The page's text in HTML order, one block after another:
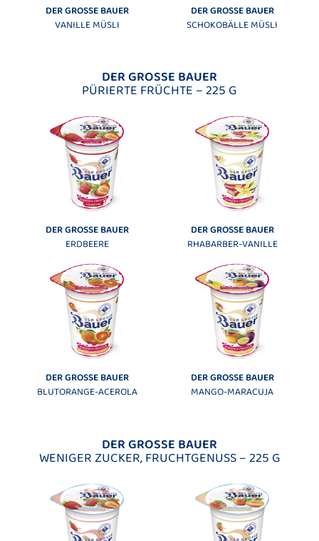
DER GROSSE BAUER
VANILLE MÜSLI
DER GROSSE BAUER
SCHOKOBÄLLE MÜSLI
DER GROSSE BAUER
PÜRIERTE FRÜCHTE – 225 G
DER GROSSE BAUER
ERDBEERE
DER GROSSE BAUER
RHABARBER-VANILLE
DER GROSSE BAUER
BLUTORANGE-ACEROLA
DER GROSSE BAUER
MANGO-MARACUJA
DER GROSSE BAUER
WENIGER ZUCKER, FRUCHTGENUSS – 225 G